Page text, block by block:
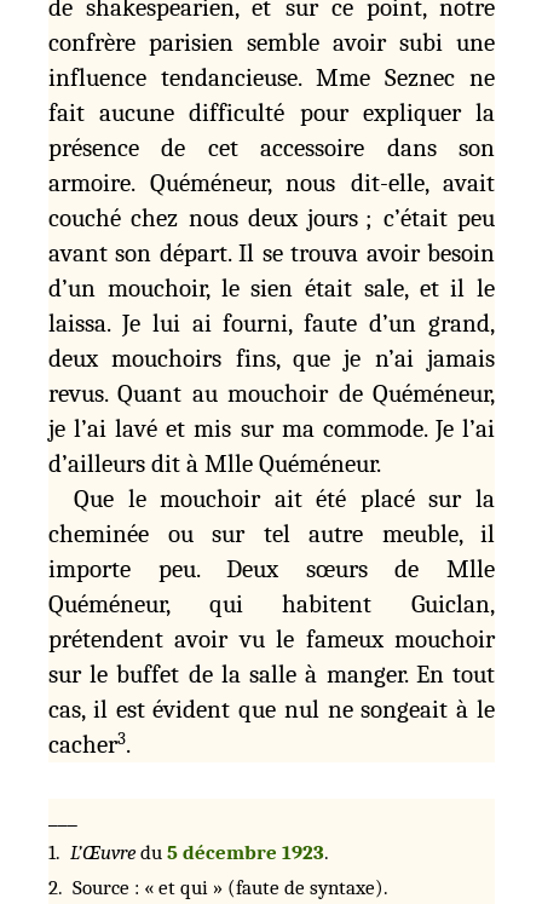
de shakespearien, et sur ce point, notre
confrère parisien semble avoir subi une
influence tendancieuse. Mme Seznec ne
fait aucune difficulté pour expliquer la
présence de cet accessoire dans son
armoire. Quéméneur, nous dit-elle, avait
couché chez nous deux jours ; c’était peu
avant son départ. Il se trouva avoir besoin
d’un mouchoir, le sien était sale, et il le
laissa. Je lui ai fourni, faute d’un grand,
deux mouchoirs fins, que je n’ai jamais
revus. Quant au mouchoir de Quéméneur,
je l’ai lavé et mis sur ma commode. Je l’ai
d’ailleurs dit à Mlle Quéméneur.
Que le mouchoir ait été placé sur la
cheminée ou sur tel autre meuble, il
importe peu. Deux sœurs de Mlle
Quéméneur, qui habitent Guiclan,
prétendent avoir vu le fameux mouchoir
sur le buffet de la salle à manger. En tout
cas, il est évident que nul ne songeait à le
cacher3.
1. L’Œuvre du 5 décembre 1923.
2. Source : « et qui » (faute de syntaxe).